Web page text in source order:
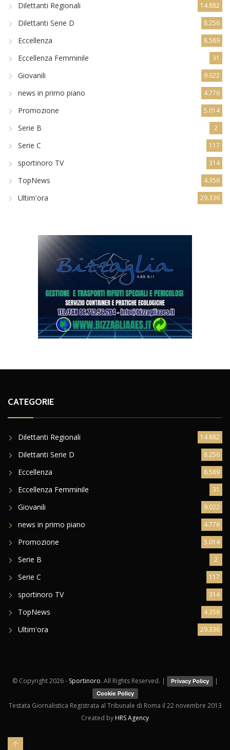
Dilettanti Regionali 14.882
Dilettanti Serie D 8.256
Eccellenza 8.589
Eccellenza Femminile 31
Giovanili 9.022
news in primo piano 4.776
Promozione 5.014
Serie B 2
Serie C 117
sportinoro TV 314
TopNews 4.356
Ultim'ora 29.336
CATEGORIE
Dilettanti Regionali 14.882
Dilettanti Serie D 8.256
Eccellenza 8.589
Eccellenza Femminile 31
Giovanili 9.022
news in primo piano 4.776
Promozione 5.014
Serie B 2
Serie C 117
sportinoro TV 314
TopNews 4.356
Ultim'ora 29.336
© Copyright2026 - Sportinoro. All Rights Reserved. | Privacy Policy |
Cookie Policy
Testata Giornalistica Registrata al Tribunale di Roma il 22 novembre 2013
Created by HRS Agency